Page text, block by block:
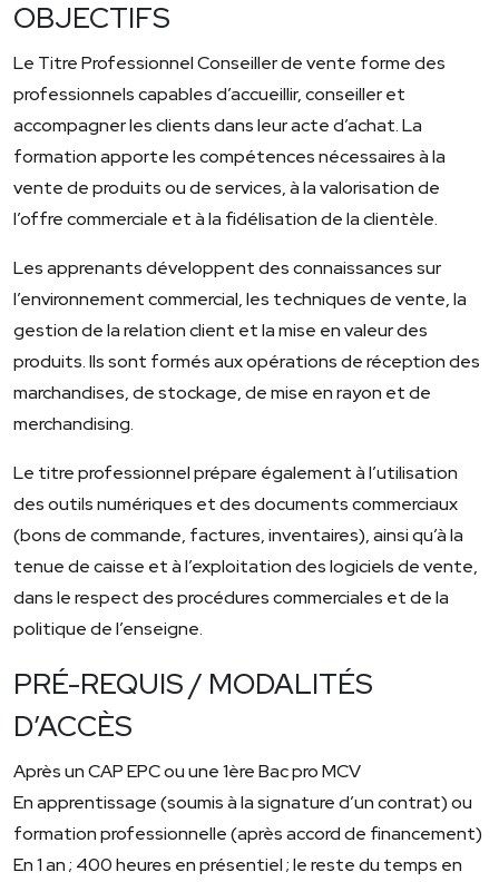
OBJECTIFS
Le Titre Professionnel Conseiller de vente forme des
professionnels capables d’accueillir, conseiller et
accompagner les clients dans leur acte d’achat. La
formation apporte les compétences nécessaires à la
vente de produits ou de services, à la valorisation de
l’offre commerciale et à la fidélisation de la clientèle.
Les apprenants développent des connaissances sur
l’environnement commercial, les techniques de vente, la
gestion de la relation client et la mise en valeur des
produits. Ils sont formés aux opérations de réception des
marchandises, de stockage, de mise en rayon et de
merchandising.
Le titre professionnel prépare également à l’utilisation
des outils numériques et des documents commerciaux
(bons de commande, factures, inventaires), ainsi qu’à la
tenue de caisse et à l’exploitation des logiciels de vente,
dans le respect des procédures commerciales et de la
politique de l’enseigne.
PRÉ-REQUIS / MODALITÉS
D’ACCÈS
Après un CAP EPC ou une 1ère Bac pro MCV
En apprentissage (soumis à la signature d’un contrat) ou
formation professionnelle (après accord de financement)
En 1 an ; 400 heures en présentiel ; le reste du temps en